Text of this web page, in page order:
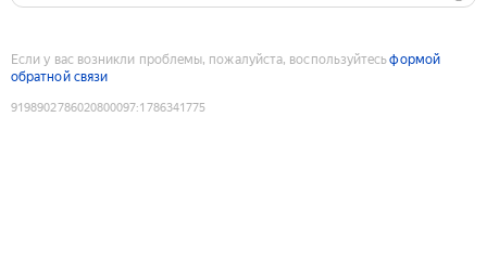
Если у вас возникли проблемы, пожалуйста, воспользуйтесьформой
обратной связи
9198902786020800097:1786341775